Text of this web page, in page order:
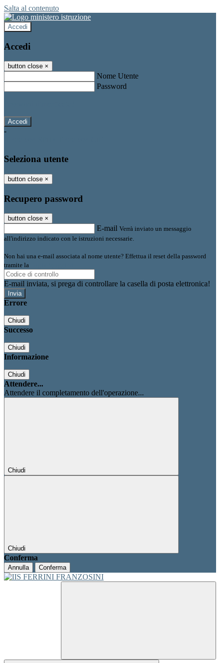
Salta al contenuto
Accedi
Accedi
button close ×
Nome Utente
Password
-
Seleziona utente
button close ×
Recupero password
button close ×
E-mail Verrà inviato un messaggio
all'indirizzo indicato con le istruzioni necessarie.
Non hai una e-mail associata al nome utente? Effettua il reset della password
tramite la
E-mail inviata, si prega di controllare la casella di posta elettronica!
Errore
Chiudi
Successo
Chiudi
Informazione
Chiudi
Attendere...
Attendere il completamento dell'operazione...
Chiudi
Chiudi
Conferma
Annulla Conferma